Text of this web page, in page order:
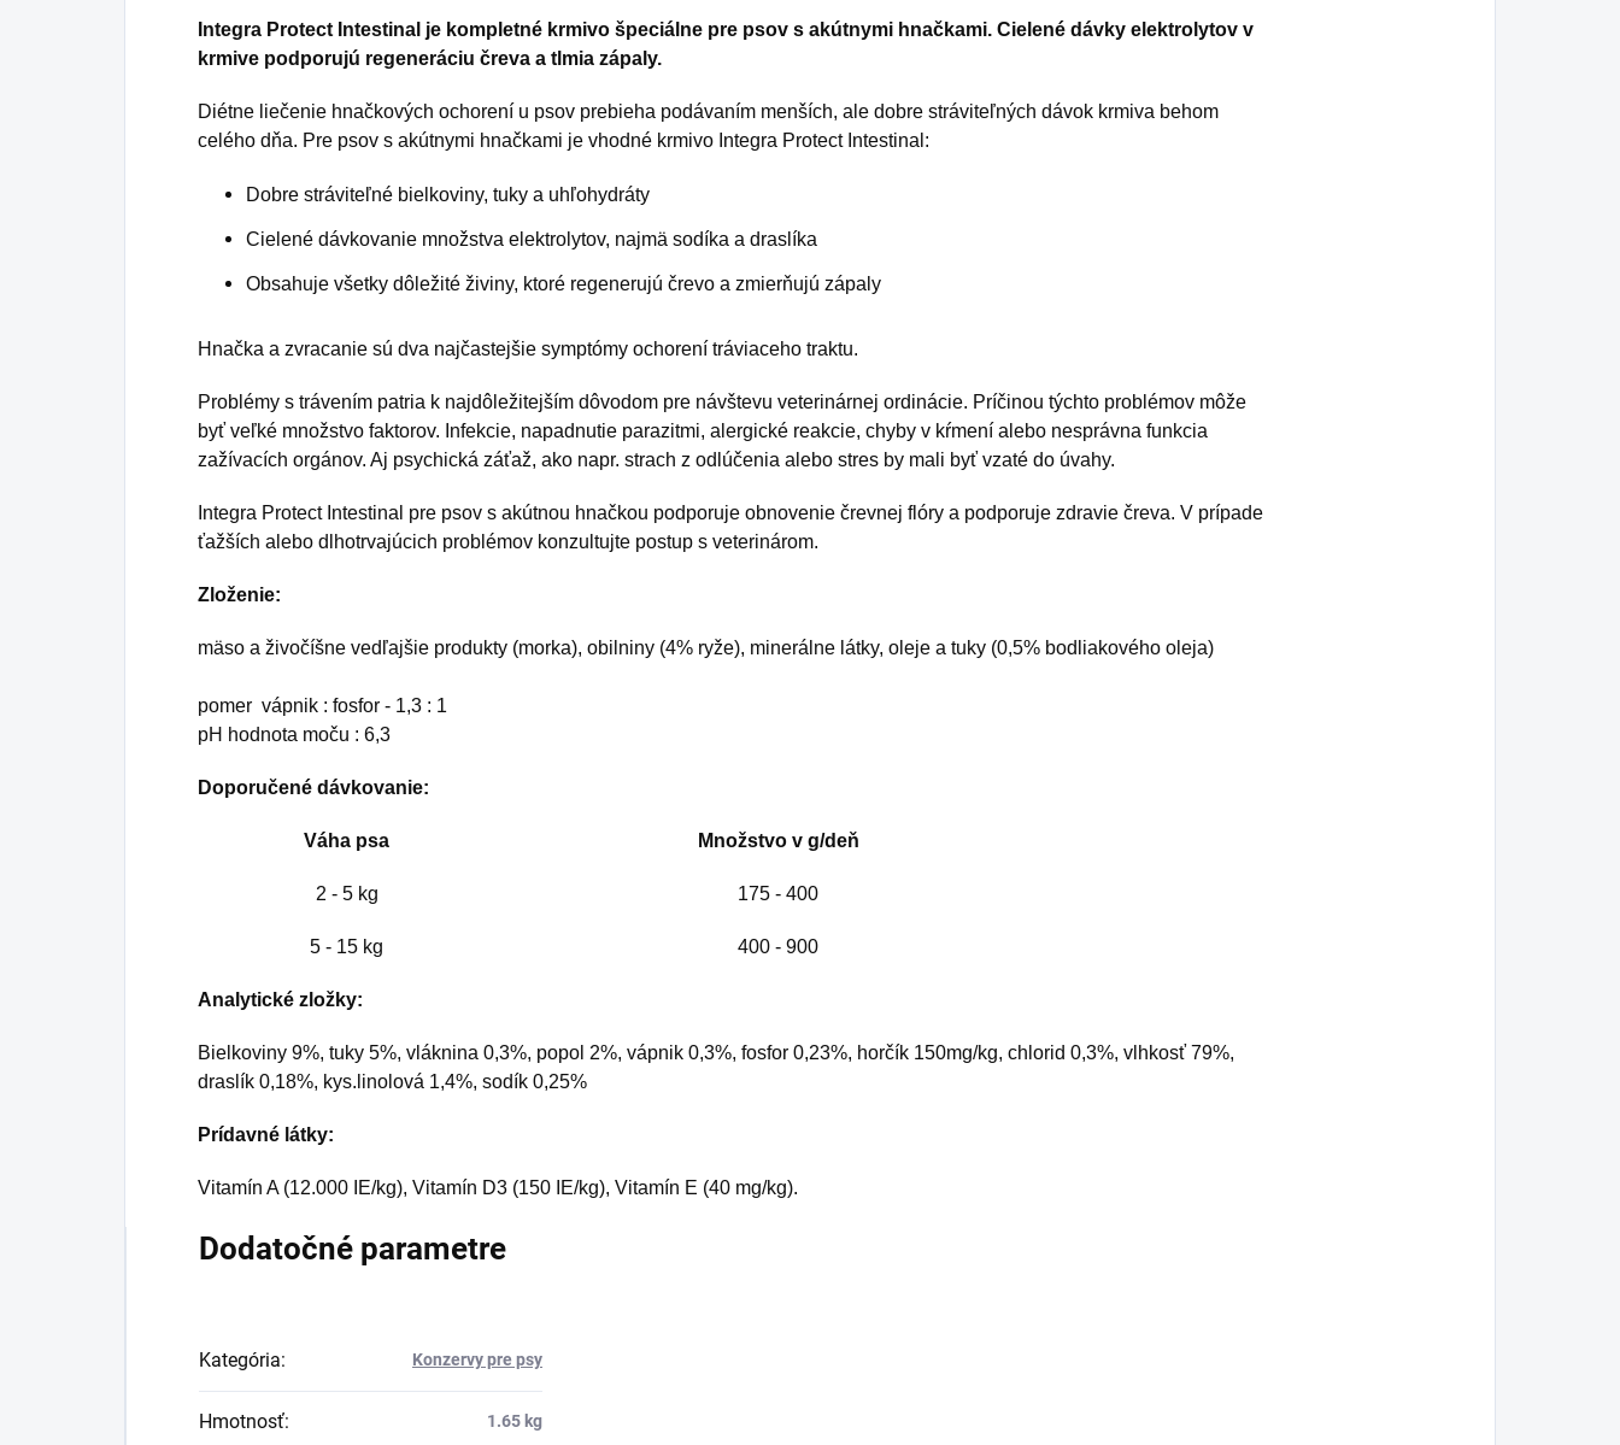
Integra Protect Intestinal je kompletné krmivo špeciálne pre psov s akútnymi hnačkami. Cielené dávky elektrolytov v
krmive podporujú regeneráciu čreva a tlmia zápaly.
Diétne liečenie hnačkových ochorení u psov prebieha podávaním menších, ale dobre stráviteľných dávok krmiva behom
celého dňa. Pre psov s akútnymi hnačkami je vhodné krmivo Integra Protect Intestinal:
Dobre stráviteľné bielkoviny, tuky a uhľohydráty
Cielené dávkovanie množstva elektrolytov, najmä sodíka a draslíka
Obsahuje všetky dôležité živiny, ktoré regenerujú črevo a zmierňujú zápaly
Hnačka a zvracanie sú dva najčastejšie symptómy ochorení tráviaceho traktu.
Problémy s trávením patria k najdôležitejším dôvodom pre návštevu veterinárnej ordinácie. Príčinou týchto problémov môže
byť veľké množstvo faktorov. Infekcie, napadnutie parazitmi, alergické reakcie, chyby v kŕmení alebo nesprávna funkcia
zažívacích orgánov. Aj psychická záťaž, ako napr. strach z odlúčenia alebo stres by mali byť vzaté do úvahy.
Integra Protect Intestinal pre psov s akútnou hnačkou podporuje obnovenie črevnej flóry a podporuje zdravie čreva. V prípade
ťažších alebo dlhotrvajúcich problémov konzultujte postup s veterinárom.
Zloženie:
mäso a živočíšne vedľajšie produkty (morka), obilniny (4% ryže), minerálne látky, oleje a tuky (0,5% bodliakového oleja)
pomer vápnik : fosfor - 1,3 : 1
pH hodnota moču : 6,3
Doporučené dávkovanie:
Váha psa Množstvo v g/deň
2 - 5 kg 175 - 400
5 - 15 kg 400 - 900
Analytické zložky:
Bielkoviny 9%, tuky 5%, vláknina 0,3%, popol 2%, vápnik 0,3%, fosfor 0,23%, horčík 150mg/kg, chlorid 0,3%, vlhkosť 79%,
draslík 0,18%, kys.linolová 1,4%, sodík 0,25%
Prídavné látky:
Vitamín A (12.000 IE/kg), Vitamín D3 (150 IE/kg), Vitamín E (40 mg/kg).
Dodatočné parametre
Kategória: Konzervy pre psy
Hmotnosť: 1.65 kg